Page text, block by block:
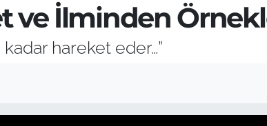
ve İlminden
hareket eder…”